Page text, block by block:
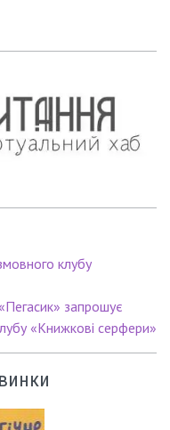
клубу
запрошує
«Книжкові серфери»